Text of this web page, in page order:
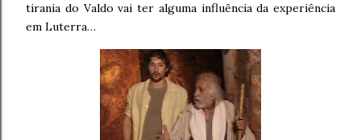
tirania do Valdo vai ter alguma influência da experiência
em Luterra…